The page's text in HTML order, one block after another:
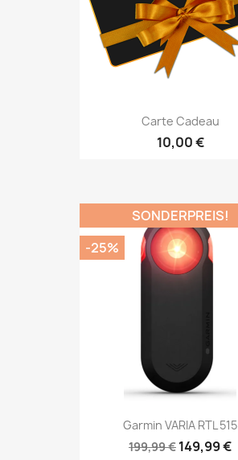
Carte Cadeau
10,00 €
Garmin VARIA RTL 515
199,99 € 149,99 €
SONDERPREIS!
-25%